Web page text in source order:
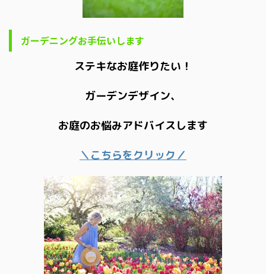
ガーデニングお手伝いします
ステキなお庭作りたい！
ガーデンデザイン、
お庭のお悩みアドバイスします
＼こちらをクリック／